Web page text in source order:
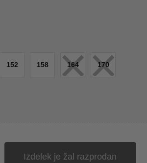
152 158 164
× 170
×
Izdelek je žal razprodan